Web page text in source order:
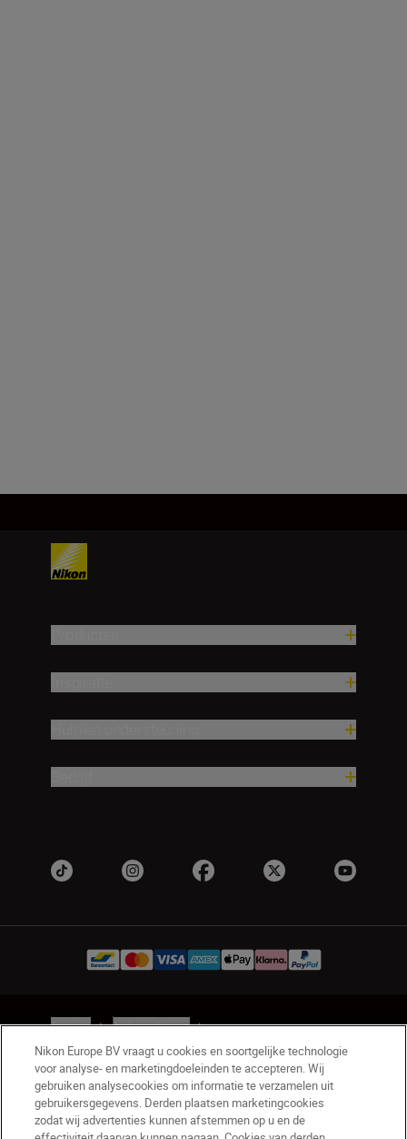
BE(nl) Nikon Sites
Contact opnemen
Privacyverklaring
Gebruiksvoorwaarden
Nikon Store - Algemene voorwaarden
Cookieverklaring
Toegankelijkheid
Nikon Europe BV vraagt u cookies en soortgelijke technologie
voor analyse- en marketingdoeleinden te accepteren. Wij
gebruiken analysecookies om informatie te verzamelen uit
gebruikersgegevens. Derden plaatsen marketingcookies
zodat wij advertenties kunnen afstemmen op u en de